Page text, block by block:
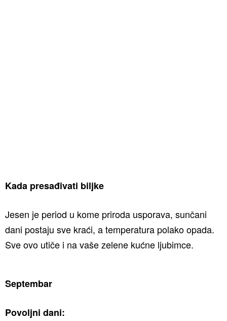
Kada presađivati biljke
Jesen je period u kome priroda usporava, sunčani
dani postaju sve kraći, a temperatura polako opada.
Sve ovo utiče i na vaše zelene kućne ljubimce.
Septembar
Povoljni dani: